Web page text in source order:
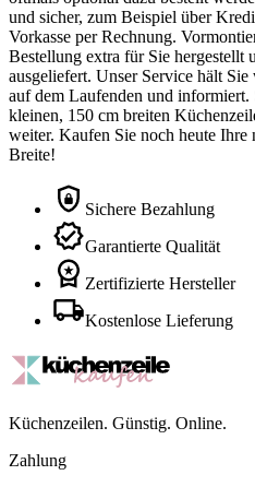
und sicher, zum Beispiel über
Vorkasse per Rechnung.
Bestellung extra für Sie hergestellt
ausgeliefert. Unser Service hält Sie
auf dem Laufenden und informiert.
kleinen, 150 cm breiten
weiter. Kaufen Sie noch heute
Breite!
Sichere Bezahlung
Garantierte Qualität
Zertifizierte Hersteller
Kostenlose Lieferung
Küchenzeilen. Günstig. Online.
Zahlung